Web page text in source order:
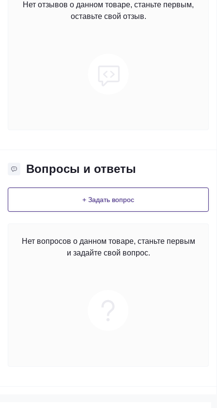
Нет отзывов о данном товаре, станьте первым,
оставьте свой отзыв.
Вопросы и ответы
+ Задать вопрос
Нет вопросов о данном товаре, станьте первым
и задайте свой вопрос.